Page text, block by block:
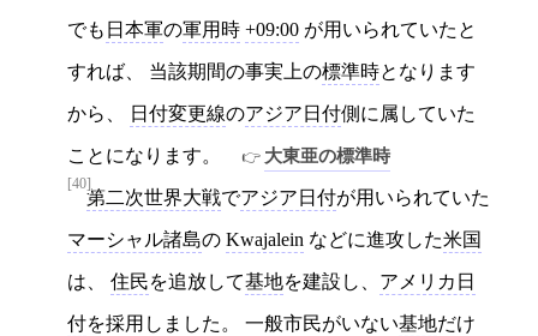
でも 日本軍の軍用時 +09:00 が用いられていたと
すれば、 当該期間の事実上の標準時となります
から、 日付変更線のアジア日付側に属していた
ことになります。 大東亜の標準時
[40]
第二次世界大戦でアジア日付が用いられていた
マーシャル諸島の Kwajalein などに進攻した米国
は、 住民を追放して基地を建設し、 アメリカ日
付を採用しました。 一般市民がいない基地だけ